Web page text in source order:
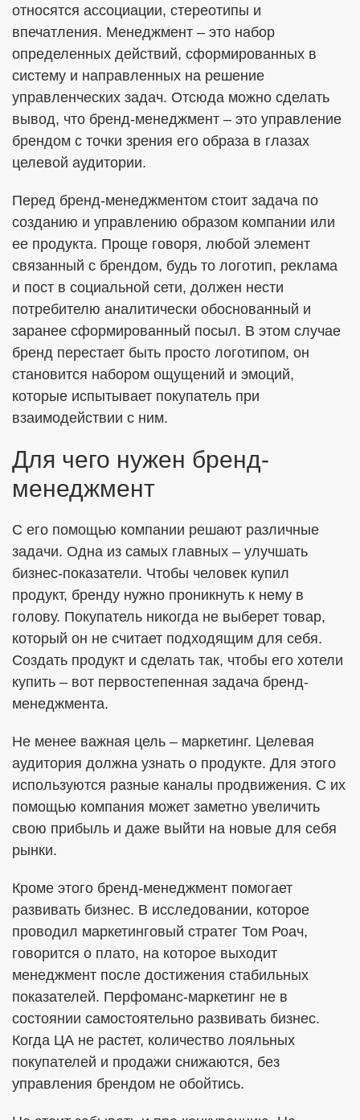
относятся ассоциации, стереотипы и
впечатления. Менеджмент – это набор
определенных действий, сформированных в
систему и направленных на решение
управленческих задач. Отсюда можно сделать
вывод, что бренд-менеджмент – это управление
брендом с точки зрения его образа в глазах
целевой аудитории.
Перед бренд-менеджментом стоит задача по
созданию и управлению образом компании или
ее продукта. Проще говоря, любой элемент
связанный с брендом, будь то логотип, реклама
и пост в социальной сети, должен нести
потребителю аналитически обоснованный и
заранее сформированный посыл. В этом случае
бренд перестает быть просто логотипом, он
становится набором ощущений и эмоций,
которые испытывает покупатель при
взаимодействии с ним.
Для чего нужен бренд-
менеджмент
С его помощью компании решают различные
задачи. Одна из самых главных – улучшать
бизнес-показатели. Чтобы человек купил
продукт, бренду нужно проникнуть к нему в
голову. Покупатель никогда не выберет товар,
который он не считает подходящим для себя.
Создать продукт и сделать так, чтобы его хотели
купить – вот первостепенная задача бренд-
менеджмента.
Не менее важная цель – маркетинг. Целевая
аудитория должна узнать о продукте. Для этого
используются разные каналы продвижения. С их
помощью компания может заметно увеличить
свою прибыль и даже выйти на новые для себя
рынки.
Кроме этого бренд-менеджмент помогает
развивать бизнес. В исследовании, которое
проводил маркетинговый стратег Том Роач,
говорится о плато, на которое выходит
менеджмент после достижения стабильных
показателей. Перфоманс-маркетинг не в
состоянии самостоятельно развивать бизнес.
Когда ЦА не растет, количество лояльных
покупателей и продажи снижаются, без
управления брендом не обойтись.